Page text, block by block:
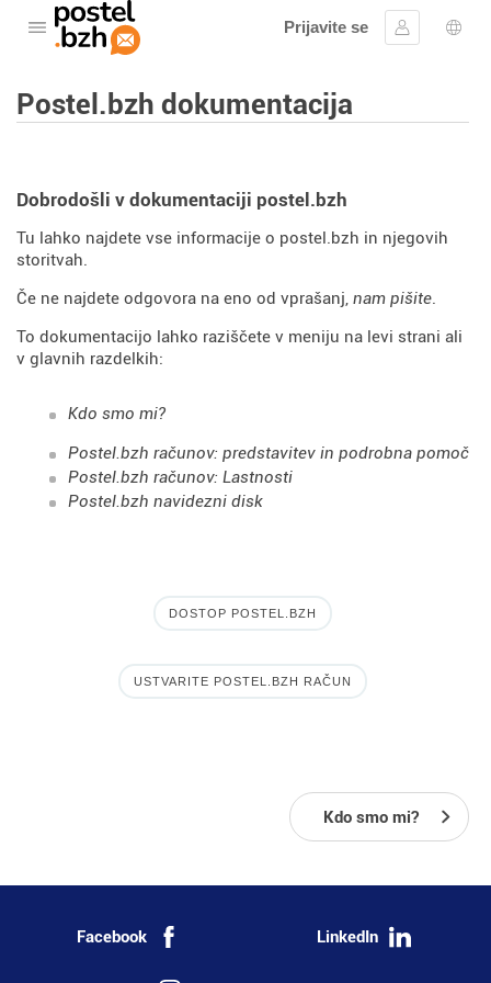
Odprite meni
Prijavite se
Vpis
Postel.bzh dokumentacija
Dobrodošli v dokumentaciji postel.bzh
Tu lahko najdete vse informacije o postel.bzh in njegovih
storitvah.
Če ne najdete odgovora na eno od vprašanj, nam pišite.
To dokumentacijo lahko raziščete v meniju na levi strani ali
v glavnih razdelkih:
Kdo smo mi?
Postel.bzh računov: predstavitev in podrobna pomoč
Postel.bzh računov: Lastnosti
Postel.bzh navidezni disk
DOSTOP POSTEL.BZH
USTVARITE POSTEL.BZH RAČUN
Kdo smo mi?
Facebook LinkedIn